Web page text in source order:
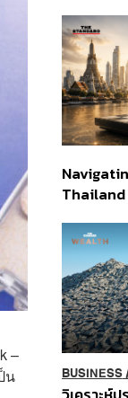
–
น
ส่วนยุทธ
อินโดนีเซีย
Order
BUSINESS